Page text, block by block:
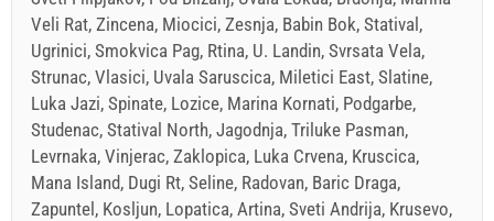
Veli Rat, Zincena, Miocici, Zesnja, Babin Bok, Statival,
Ugrinici, Smokvica Pag, Rtina, U. Landin, Svrsata Vela,
Strunac, Vlasici, Uvala Saruscica, Miletici East, Slatine,
Luka Jazi, Spinate, Lozice, Marina Kornati, Podgarbe,
Studenac, Statival North, Jagodnja, Triluke Pasman,
Levrnaka, Vinjerac, Zaklopica, Luka Crvena, Kruscica,
Mana Island, Dugi Rt, Seline, Radovan, Baric Draga,
Zapuntel, Kosljun, Lopatica, Artina, Sveti Andrija, Krusevo,